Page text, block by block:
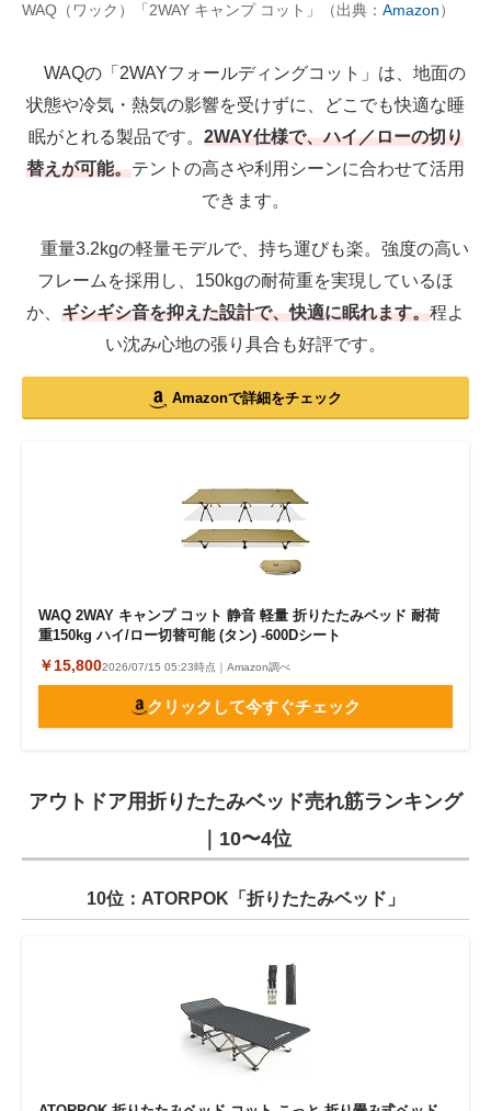
WAQ（ワック）「2WAY キャンプ コット」（出典： Amazon）
WAQの「2WAYフォールディングコット」は、地面の
状態や冷気・熱気の影響を受けずに、どこでも快適な睡
眠がとれる製品です。 2WAY仕様で、ハイ／ローの切り
替えが可能。テントの高さや利用シーンに合わせて活用
できます。
重量3.2kgの軽量モデルで、持ち運びも楽。強度の高い
フレームを採用し、150kgの耐荷重を実現しているほ
か、 ギシギシ音を抑えた設計で、快適に眠れます。程よ
い沈み心地の張り具合も好評です。
Amazonで詳細をチェック
WAQ 2WAY キャンプ コット 静音 軽量 折りたたみベッド 耐荷
重150kg ハイ/ロー切替可能 (タン) -600Dシート
￥15,8002026/07/15 05:23時点｜Amazon調べ
クリックして今すぐチェック
アウトドア用折りたたみベッド売れ筋ランキング
｜10〜4位
10位：ATORPOK「折りたたみベッド」